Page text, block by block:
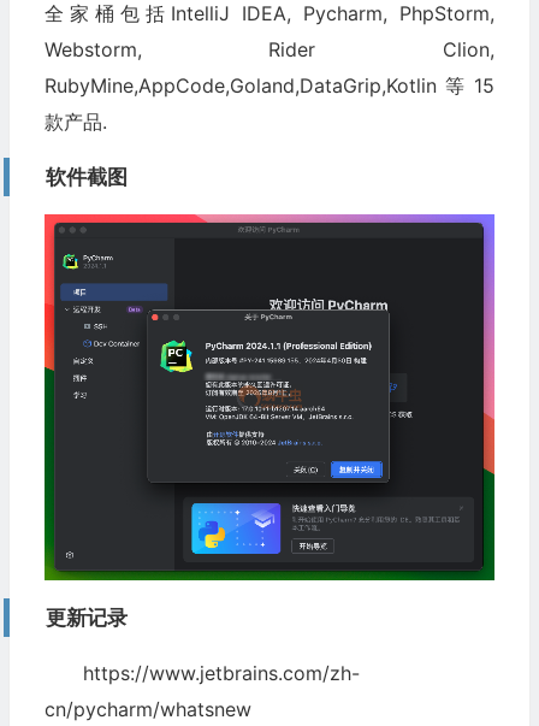
全家桶包括IntelliJ IDEA, Pycharm, PhpStorm,
Webstorm, Rider Clion,
RubyMine,AppCode,Goland,DataGrip,Kotlin等15
款产品.
软件截图
更新记录
https://www.jetbrains.com/zh-
cn/pycharm/whatsnew